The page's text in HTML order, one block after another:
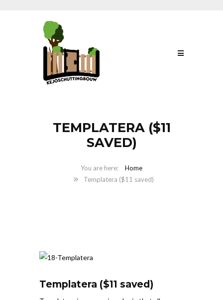
TEMPLATERA ($11
SAVED)
Home
Templatera ($11 saved)
Templatera ($11 saved)